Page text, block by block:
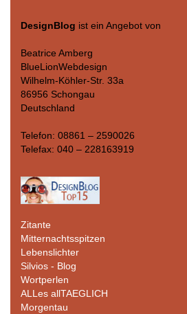
DesignBlog ist ein Angebot von
Beatrice Amberg
BlueLionWebdesign
Wilhelm-Köhler-Str. 33a
86956 Schongau
Deutschland
Telefon: 08861 – 2590026
Telefax: 040 – 228163919
Zitante
Mitternachtsspitzen
Lebenslichter
Silvios - Blog
Wortperlen
ALLes allTAEGLICH
Morgentau